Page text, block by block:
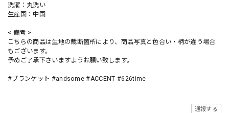
洗濯：丸洗い
生産国：中国
< 備考 >
こちらの商品は生地の裁断箇所により、商品写真と色合い・柄が違う場合
もございます。
予めご了承下さいますようお願い致します。
#ブランケット #andsome #ACCENT #626time
通報する